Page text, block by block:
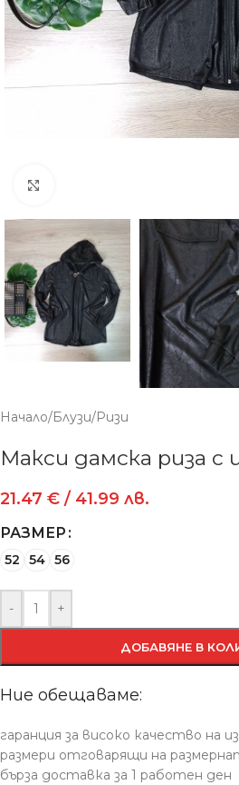
Начало/Блузи/Ризи
Макси дамска риза с
21.47 € / 41.99 лв.
РАЗМЕР
52 54 56
- +
ДОБАВЯНЕ В
Ние обещаваме:
гаранция за високо качество на
размери отговарящи на
бърза доставка за 1 работен ден